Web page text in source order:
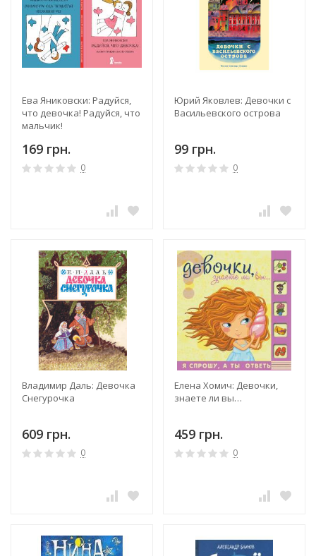
Ева Яниковски: Радуйся,
что девочка! Радуйся, что
мальчик!
169 грн.
0
Юрий Яковлев: Девочки с
Васильевского острова
99 грн.
0
Владимир Даль: Девочка
Снегурочка
609 грн.
0
Елена Хомич: Девочки,
знаете ли вы…
459 грн.
0